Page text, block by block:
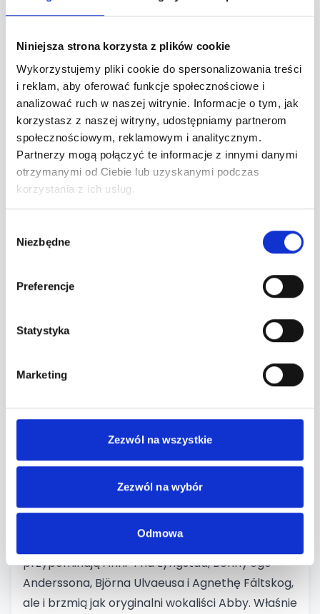
Niniejsza strona korzysta z plików cookie
Wykorzystujemy pliki cookie do spersonalizowania treści
i reklam, aby oferować funkcje społecznościowe i
analizować ruch w naszej witrynie. Informacje o tym, jak
korzystasz z naszej witryny, udostępniamy partnerom
społecznościowym, reklamowym i analitycznym.
Partnerzy mogą połączyć te informacje z innymi danymi
otrzymanymi od Ciebie lub uzyskanymi podczas
korzystania z ich usług.
zgody
Niezbędne
Preferencje
Statystyka
Marketing
Zezwól na wszystkie
Zezwól na wybór
Odmowa
Informacje
Zapraszamy na niesamowite, bijące rekordy
popularności Show artystów, słynącego z
wielkich hitów scenicznychTeatru Variete Muza
z Koszalina.
Zorganizowane z ogromnym rozmachem
widowisko pt."Mamma Mia"
lat 70' i czasów największej popularności
szwedzkiego kwartetu ABBA na światowych
parkietach. Przez ponad dwie godziny poznamy
całą historię tego fenomenu muzyki rozrywkowej
i usłyszymy zagrane i zaśpiewane na żywo
Dancing Queen, I Have A Dream, Hasta
Honey, Honey, Take a chance on me, Gimme!
Your Mother Know,I Do, I Do, I Do, I Do, I Do, Lay
All Your Love On Me, Thank You For The Music,
czy Knowing Me Knowing You.
nie tylko swoją aparycją do złudzenia
przypominają Anni-Frid Lyngstad, Benny'ego
Anderssona, Björna Ulvaeusa i Agnethę Fältskog,
ale i brzmią jak oryginalni wokaliści Abby. Właśnie